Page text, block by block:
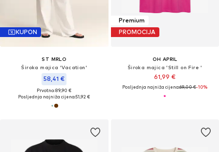
KUPON
ST MRLO
Široka majica 'Vacation'
58,41 €
Prvotno: 89,90 €
Posljednja najniža cijena:51,92 €
Premium
PROMOCIJA
OH APRIL
Široka majica 'Still on Fire '
61,99 €
Posljednja najniža cijena:69,00 €-10%